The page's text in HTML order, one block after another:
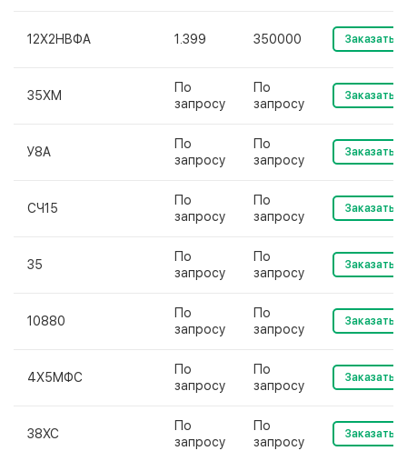
12Х2НВФА 1.399 350000 Заказать
35ХМ
По
запросу
По
запросу
Заказать
У8А
По
запросу
По
запросу
Заказать
СЧ15
По
запросу
По
запросу
Заказать
35
По
запросу
По
запросу
Заказать
10880
По
запросу
По
запросу
Заказать
4Х5МФС
По
запросу
По
запросу
Заказать
38ХС
По
запросу
По
запросу
Заказать